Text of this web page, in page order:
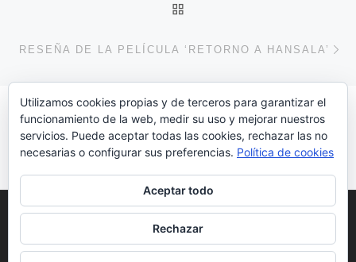
RESEÑA DE LA PELÍCULA ‘RETORNO A HANSALA’
Hazte Voluntari@!!!!!
© Copyright 2022Huelva
Política de Privacidad
Utilizamos cookies propias y de terceros para garantizar el
funcionamiento de la web, medir su uso y mejorar nuestros
servicios. Puede aceptar todas las cookies, rechazar las no
necesarias o configurar sus preferencias. Política de cookies
Aceptar todo
Rechazar